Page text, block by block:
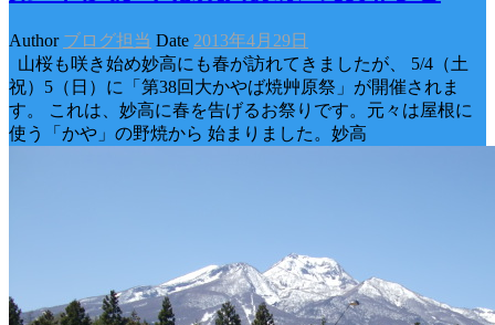
Author ブログ担当 Date 2013年4月29日
山桜も咲き始め妙高にも春が訪れてきましたが、 5/4（土
祝）5（日）に「第38回大かやば焼艸原祭」が開催されま
す。 これは、妙高に春を告げるお祭りです。元々は屋根に
使う「かや」の野焼から 始まりました。妙高